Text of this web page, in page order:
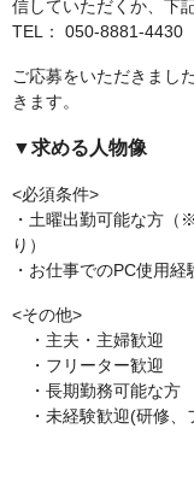
信していただくか、下
TEL： 050-8881-
ご応募をいただきまし
きます。
▼求める人物像
<必須条件>
・土曜出勤可能な方
り）
・お仕事でのPC使用
<その他>
・主夫・主婦歓迎
・フリーター歓迎
・長期勤務可能な方
・未経験歓迎(研修、